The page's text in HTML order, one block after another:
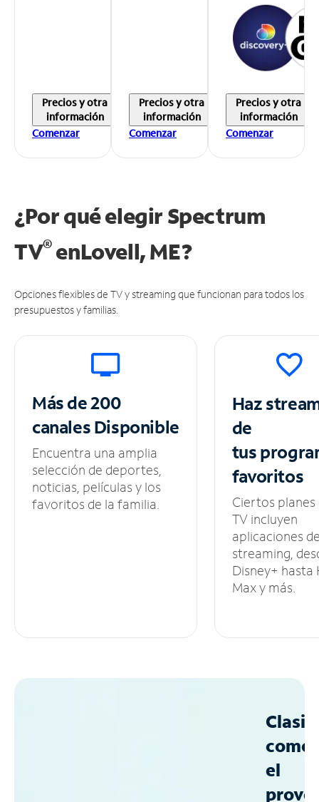
Precios y otra
información
Comenzar
Precios y otra
información
Comenzar
Precios y otra
información
Comenzar
¿Por qué elegir Spectrum
TV®enLovell, ME?
Opciones flexibles de TV y streaming que funcionan para todos los
presupuestos y familias.
Más de 200
canalesDisponible
Encuentra una amplia
selección de deportes,
noticias, películas y los
favoritos de la familia.
Haz
de
tus
favoritos
Ciertos planes
TV incluyen
aplicaciones
streaming,
Disney+ hasta
Max y más.
como
el